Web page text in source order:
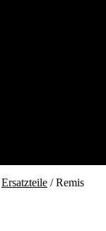
Ersatzteile /Remis